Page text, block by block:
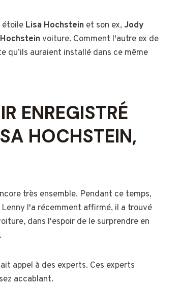
étoile Lisa Hochstein et son ex, Jody
voiture. Comment l'autre ex de
qu’ils auraient installé dans ce même
ENREGISTRÉ
HOCHSTEIN,
très ensemble. Pendant ce temps,
l'a récemment affirmé, il a trouvé
dans l'espoir de le surprendre en
appel à des experts. Ces experts
accablant.